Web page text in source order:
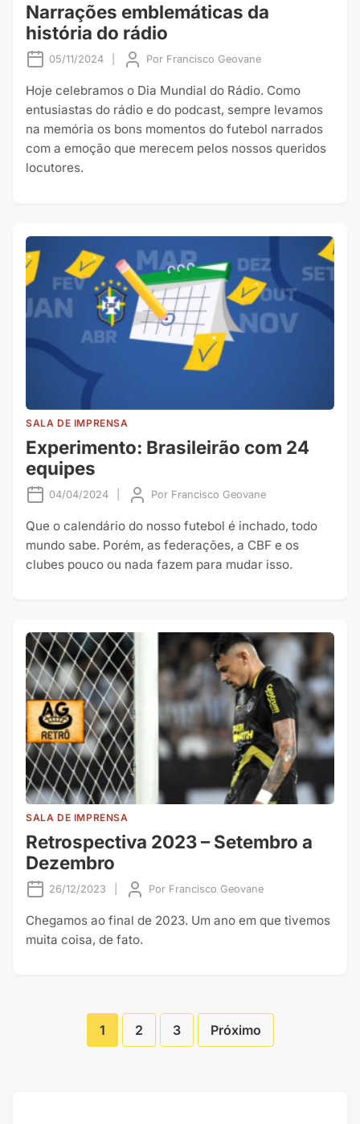
Narrações emblemáticas da
história do rádio
05/11/2024 Por Francisco Geovane
Hoje celebramos o Dia Mundial do Rádio. Como
entusiastas do rádio e do podcast, sempre levamos
na memória os bons momentos do futebol narrados
com a emoção que merecem pelos nossos queridos
locutores.
SALA DE IMPRENSA
Experimento: Brasileirão com 24
equipes
04/04/2024 Por Francisco Geovane
Que o calendário do nosso futebol é inchado, todo
mundo sabe. Porém, as federações, a CBF e os
clubes pouco ou nada fazem para mudar isso.
SALA DE IMPRENSA
Retrospectiva 2023 – Setembro a
Dezembro
26/12/2023 Por Francisco Geovane
Chegamos ao final de 2023. Um ano em que tivemos
muita coisa, de fato.
Paginação
1 2 3 Próximo